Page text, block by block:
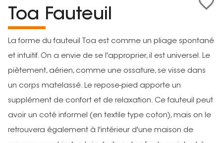
Toa Fauteuil
La forme du fauteuil Toa est comme un pliage spontané
et intuitif. On a envie de se l'approprier, il est universel. Le
piètement, aérien, comme une ossature, se visse dans
un corps matelassé. Le repose-pied apporte un
supplément de confort et de relaxation. Ce fauteuil peut
avoir un coté informel (en textile type coton), mais on le
retrouvera également à l'intérieur d'une maison de